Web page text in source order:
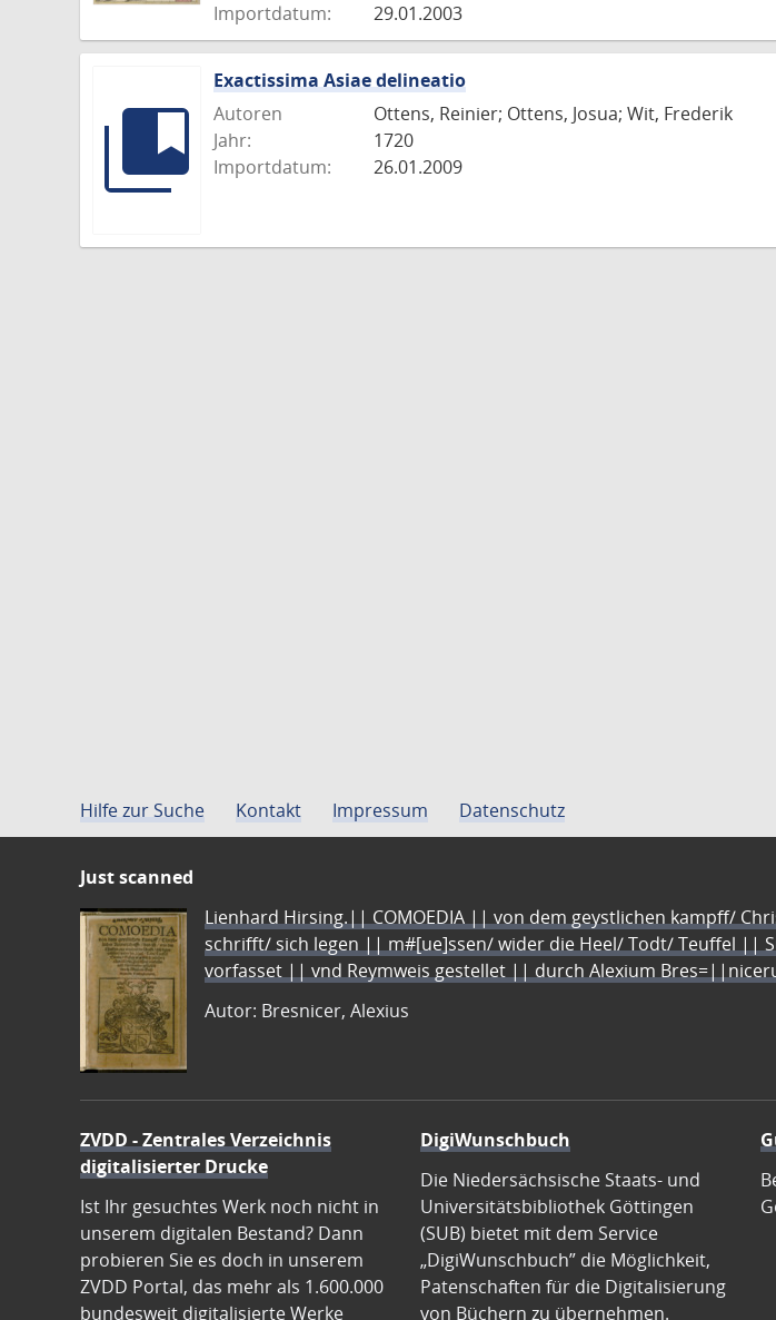
Importdatum:
29.01.2003
Exactissima Asiae delineatio
Autoren
Ottens, Reinier; Ottens, Josua; Wit, Frederik
Jahr:
1720
Importdatum:
26.01.2009
Hilfe zur Suche Kontakt Impressum Datenschutz
Just scanned
Lienhard Hirsing.|| COMOEDIA || von dem geystlichen kampff/
schrifft/ sich legen || m#[ue]ssen/ wider die Heel/ Todt/ Teuffel ||
vorfasset || vnd Reymweis gestellet || durch Alexium
Autor: Bresnicer, Alexius
ZVDD - Zentrales Verzeichnis
digitalisierter Drucke
Ist Ihr gesuchtes Werk noch nicht in
unserem digitalen Bestand? Dann
probieren Sie es doch in unserem
ZVDD Portal, das mehr als 1.600.000
bundesweit digitalisierte Werke
DigiWunschbuch
Die Niedersächsische Staats- und
Universitätsbibliothek Göttingen
(SUB) bietet mit dem Service
„DigiWunschbuch” die Möglichkeit,
Patenschaften für die Digitalisierung
von Büchern zu übernehmen.